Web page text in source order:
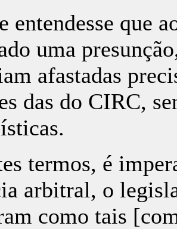
entendesse que
uma
afastadas
das do CIRC,
termos, é
arbitral, o
como tais